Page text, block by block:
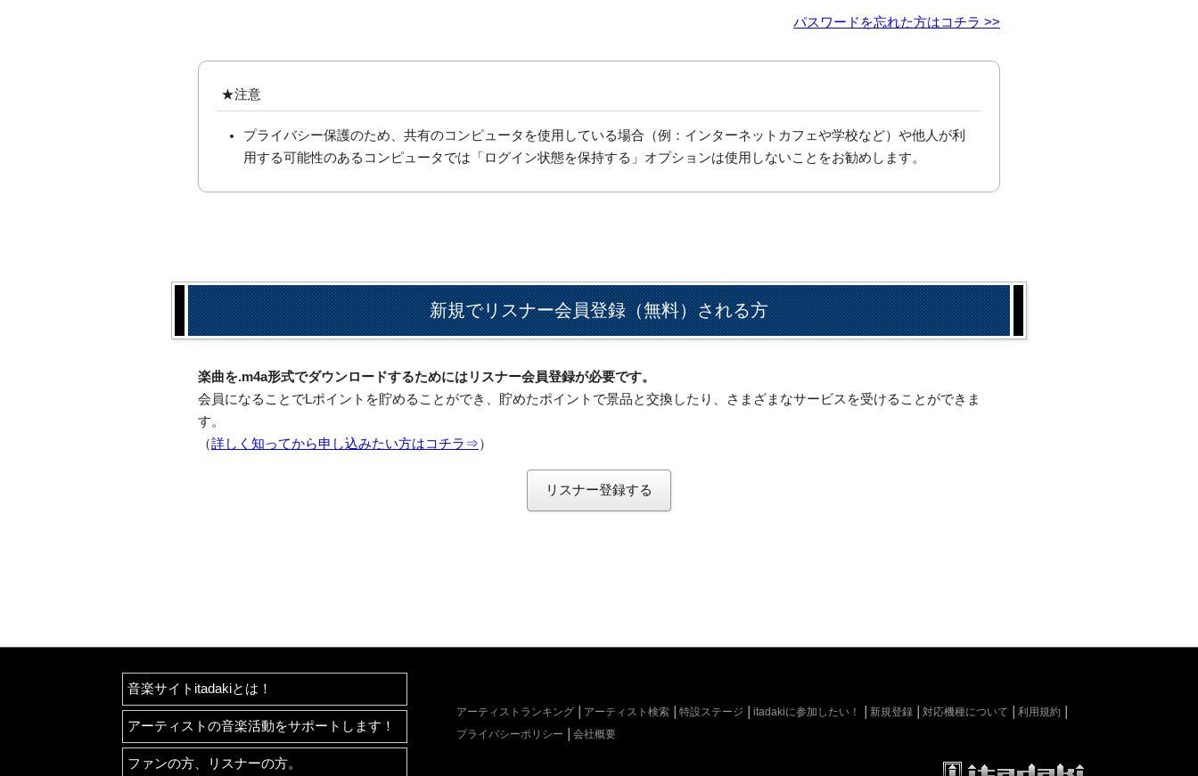
パスワードを忘れた方はコチラ >>
★注意
プライバシー保護のため、共有のコンピュータを使用している場合（例：インターネットカフェや学校など）や他人が利
用する可能性のあるコンピュータでは「ログイン状態を保持する」オプションは使用しないことをお勧めします。
新規でリスナー会員登録（無料）される方
楽曲を.m4a形式でダウンロードするためにはリスナー会員登録が必要です。
会員になることでLポイントを貯めることができ、貯めたポイントで景品と交換したり、さまざまなサービスを受けることができま
す。
（詳しく知ってから申し込みたい方はコチラ⇒）
リスナー登録する
音楽サイトitadakiとは！
アーティストの音楽活動をサポートします！
ファンの方、リスナーの方。
アーティストランキング アーティスト検索 特設ステージ itadakiに参加したい！ 新規登録 対応機種について
利用規約
プライバシーポリシー
会社概要